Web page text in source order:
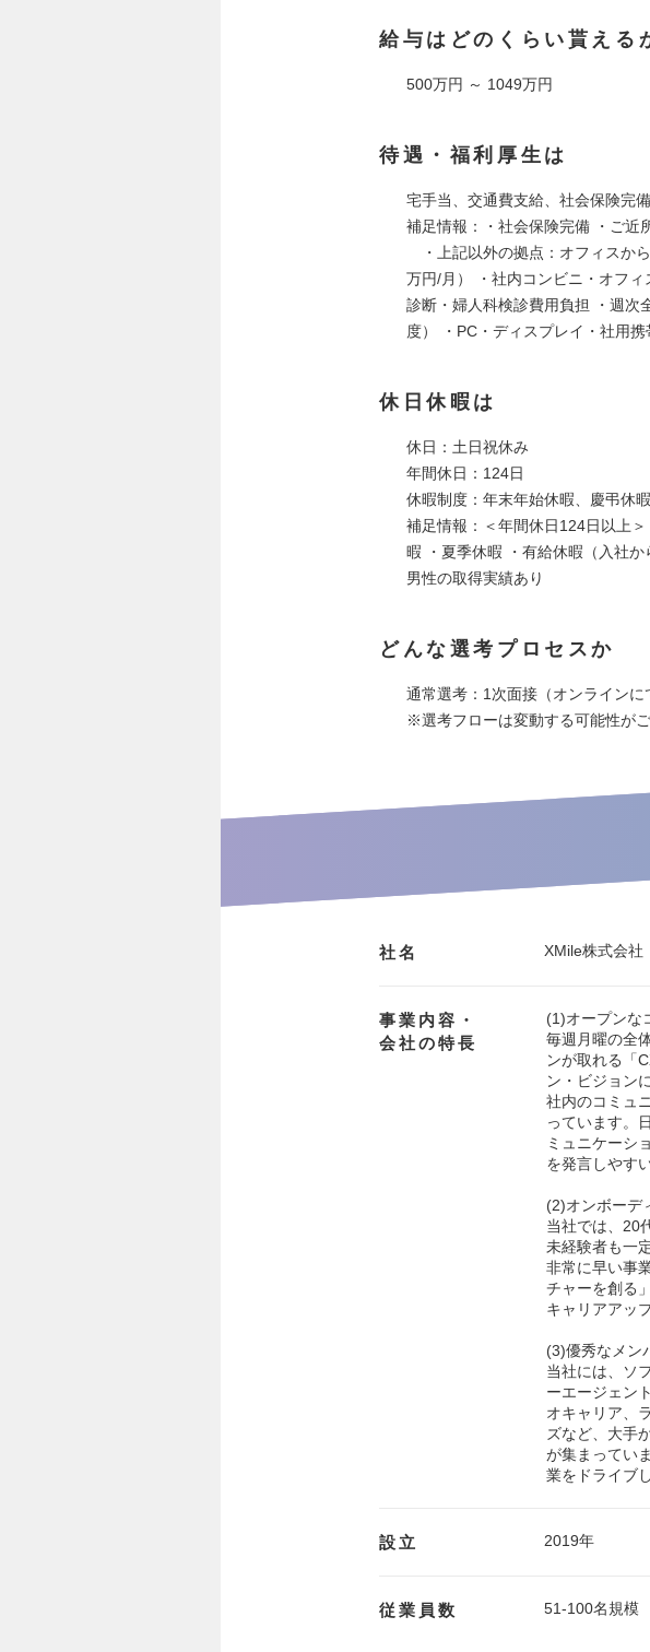
給与はどのくらい貰える
500万円 ～ 1049万円
待遇・福利厚生は
宅手当、交通費支給、社会保険完
補足情報：・社会保険完備 ・ご
・上記以外の拠点：オフィスか
万円/月） ・社内コンビニ・オフ
診断・婦人科検診費用負担 ・週次
度） ・PC・ディスプレイ・社用
休日休暇は
休日：土日祝休み
年間休日：124日
休暇制度：年末年始休暇、慶弔休
補足情報：＜年間休日124日以上
暇 ・夏季休暇 ・有給休暇（入社
男性の取得実績あり
どんな選考プロセスか
通常選考：1次面接（オンライン
※選考フローは変動する可能性がご
社名 XMile株式会社
事業内容・
会社の特長
(1)オープンな
毎週月曜の全
ンが取れる「
ン・ビジョン
社内のコミュ
っています。
ミュニケーシ
を発言しやす
(2)オンボーデ
当社では、20
未経験者も一
非常に早い事
チャーを創る
キャリアアッ
(3)優秀なメン
当社には、ソ
ーエージェン
オキャリア、
ズなど、大手
が集まってい
業をドライブ
設立 2019年
従業員数 51-100名規模